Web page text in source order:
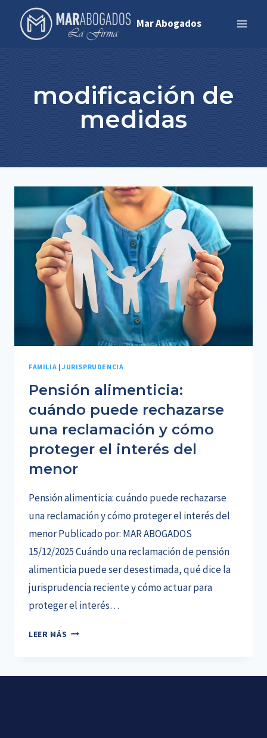
contenido
Mar Abogados
modificación de
medidas
FAMILIA | JURISPRUDENCIA
Pensión alimenticia:
cuándo puede rechazarse
una reclamación y cómo
proteger el interés del
menor
Pensión alimenticia: cuándo puede rechazarse
una reclamación y cómo proteger el interés del
menor Publicado por: MAR ABOGADOS
15/12/2025 Cuándo una reclamación de pensión
alimenticia puede ser desestimada, qué dice la
jurisprudencia reciente y cómo actuar para
proteger el interés…
LEER MÁS PENSIÓN
PUEDE